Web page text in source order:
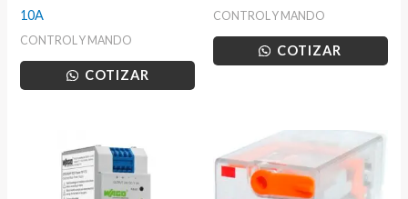
10A
CONTROL Y MANDO
COTIZAR
CONTROL Y MANDO
COTIZAR